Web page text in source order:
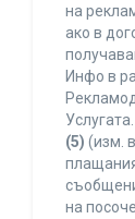
на
ако в
Инфо в
Услугата.
(5) (изм.
на